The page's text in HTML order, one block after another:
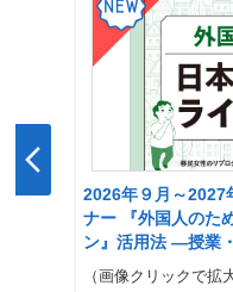
2026年９月～2027
ナー 『外国人のた
ン』活用法 ―授業
支援の実践―
（画像クリックで